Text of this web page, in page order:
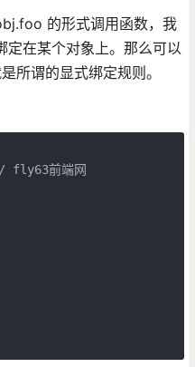
的形式调用函数，我
在某个对象上。那么可以
所谓的显式绑定规则。
fly63前端网